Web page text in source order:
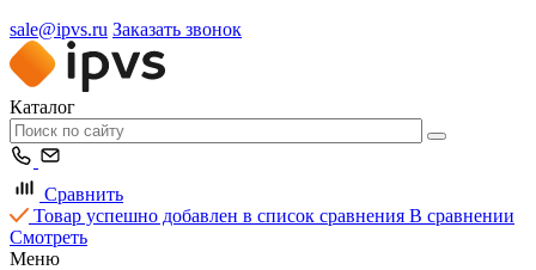
sale@ipvs.ru Заказать звонок
Каталог
Сравнить
Товар успешно добавлен в список сравнения В сравнении
Смотреть
Меню